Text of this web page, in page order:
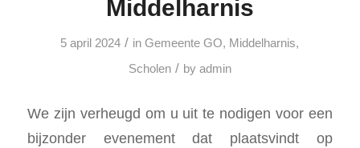
Middelharnis
5 april 2024 / inGemeente GO, Middelharnis,
Scholen / by admin
We zijn verheugd om u uit te nodigen voor een
bijzonder evenement dat plaatsvindt op